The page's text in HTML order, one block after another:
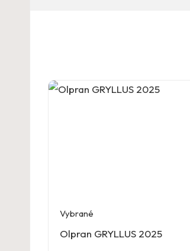
Vybrané
Olpran GRYLLUS 2025